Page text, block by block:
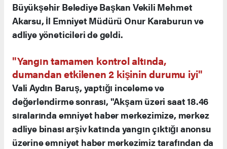
Büyükşehir Belediye Başkan Vekili Mehmet
Akarsu, İl Emniyet Müdürü Onur Karaburun ve
adliye yöneticileri de geldi.
"Yangın tamamen kontrol altında,
dumandan etkilenen 2 kişinin durumu iyi"
Vali Aydın Baruş, yaptığı inceleme ve
değerlendirme sonrası, "Akşam üzeri saat 18.46
sıralarında emniyet haber merkezimize, merkez
adliye binası arşiv katında yangın çıktığı anonsu
üzerine emniyet haber merkezimiz tarafından da